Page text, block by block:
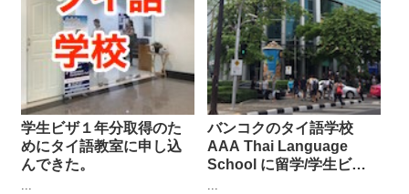
学生ビザ１年分取得のた
めにタイ語教室に申し込
んできた。
...
バンコクのタイ語学校
AAA Thai Language
School に留学/学生ビザ
...